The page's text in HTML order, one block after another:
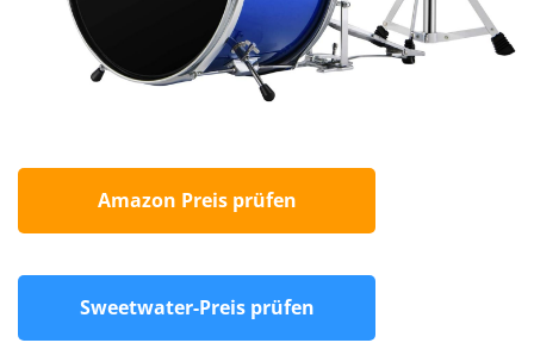
Amazon Preis prüfen
Sweetwater-Preis prüfen